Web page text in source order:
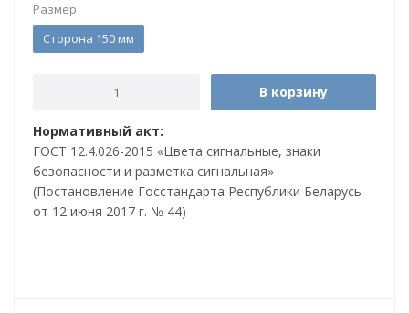
Размер
Сторона 150 мм
В корзину
Нормативный акт:
ГОСТ 12.4.026-2015 «Цвета сигнальные, знаки
безопасности и разметка сигнальная»
(Постановление Госстандарта Республики Беларусь
от 12 июня 2017 г. № 44)